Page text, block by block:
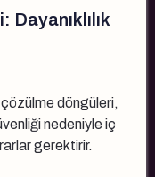
Dayanıklılık
döngüleri,
nedeniyle iç
gerektirir.